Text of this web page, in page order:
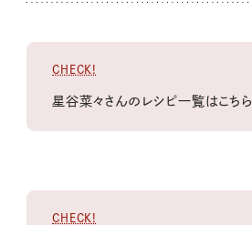
CHECK!
星谷菜々さんのレシピ一覧はこちら
CHECK!